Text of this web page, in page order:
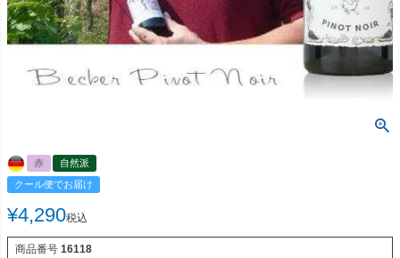
赤
自然派
クール便でお届け
¥4,290税込
商品番号 16118